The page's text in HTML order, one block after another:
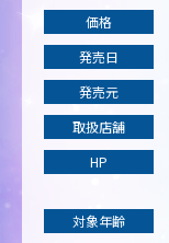
価格
発売日
発売元
取扱店舗
HP
対象年齢